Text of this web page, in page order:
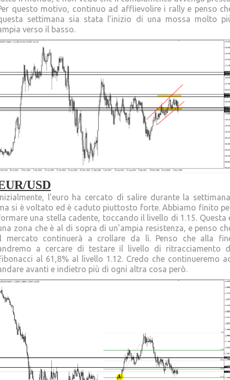
questo motivo, continuo ad afflievolire i rally e penso
settimana sia stata l’inizio di una mossa molto
verso il basso.
USD
l’euro ha cercato di salire durante la
si è voltato ed è caduto piuttosto forte. Abbiamo finito
una stella cadente, toccando il livello di 1.15. Questa
zona che è al di sopra di un’ampia resistenza, e penso
mercato continuerà a crollare da lì. Penso che alla
a cercare di testare il livello di ritracciamento
al 61,8% al livello 1.12. Credo che continueremo
avanti e indietro più di ogni altra cosa però.